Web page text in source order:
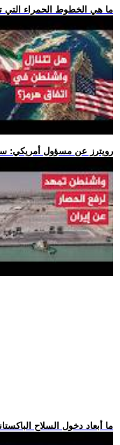
.. ما هي الخطوط الحمراء
.. رويترز عن مسؤول أمريكي:
.. ما أبعاد دخول السلاح